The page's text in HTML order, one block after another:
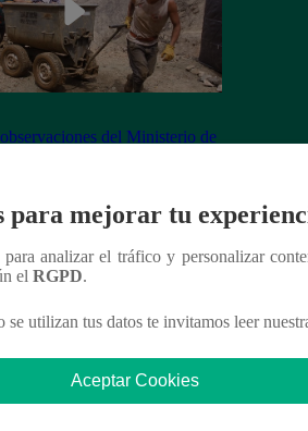
del Ministerio de
para mejorar tu
analizar el tráfico y personalizar
el RGPD.
se utilizan tus datos te invitamos leer
Aceptar Cookies